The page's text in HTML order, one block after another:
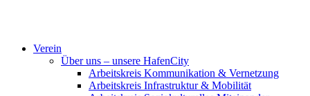
Verein
Über uns – unsere HafenCity
Arbeitskreis Kommunikation & Vernetzung
Arbeitskreis Infrastruktur & Mobilität